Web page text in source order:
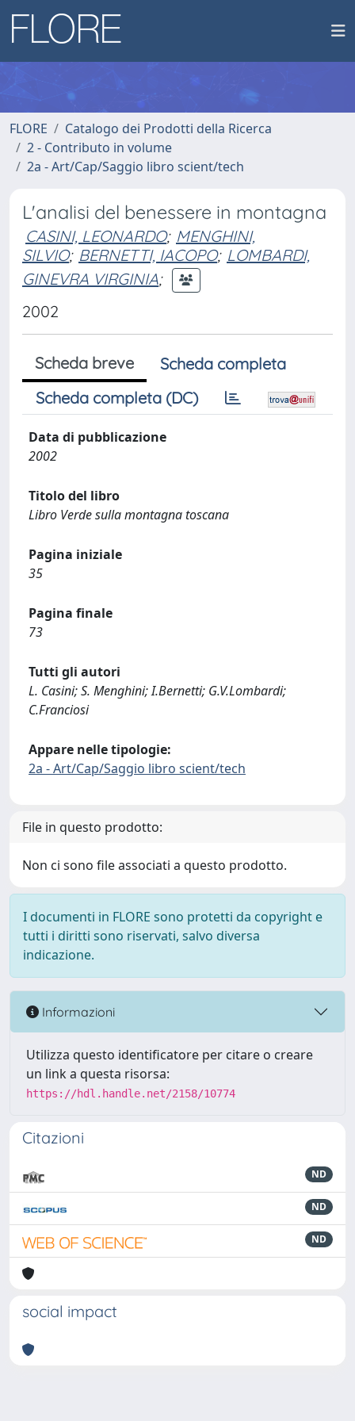
FLORE
Catalogo dei Prodotti della Ricerca
2 - Contributo in volume
2a - Art/Cap/Saggio libro scient/tech
L'analisi del benessere in montagna
CASINI, LEONARDO; MENGHINI,
SILVIO; BERNETTI, IACOPO; LOMBARDI,
GINEVRA VIRGINIA;
2002
Scheda breve
Scheda completa
Scheda completa (DC)
Data di pubblicazione
2002
Titolo del libro
Libro Verde sulla montagna toscana
Pagina iniziale
35
Pagina finale
73
Tutti gli autori
L. Casini; S. Menghini; I.Bernetti; G.V.Lombardi;
C.Franciosi
Appare nelle tipologie:
2a - Art/Cap/Saggio libro scient/tech
File in questo prodotto:
Non ci sono file associati a questo prodotto.
I documenti in FLORE sono protetti da copyright e
tutti i diritti sono riservati, salvo diversa
indicazione.
Informazioni
Utilizza questo identificatore per citare o creare
un link a questa risorsa:
https://hdl.handle.net/2158/10774
Citazioni
ND
ND
ND
social impact